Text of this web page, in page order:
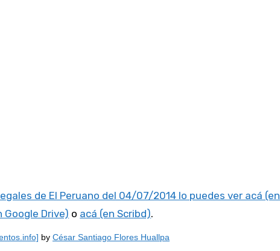
de El Peruano del 04/07/2014 lo puedes ver acá (en
Google Drive) o acá (en Scribd).
by César Santiago Flores Huallpa